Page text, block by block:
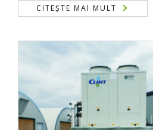
CITEȘTE MAI MULT